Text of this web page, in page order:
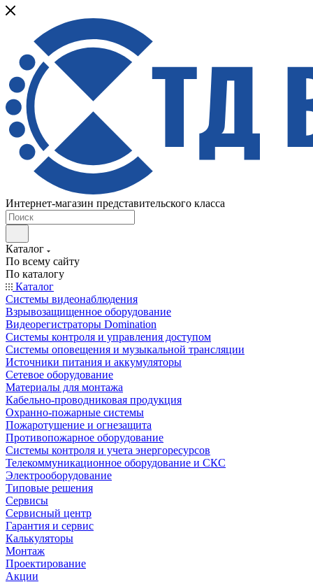
Интернет-магазин представительского класса
Каталог
По всему сайту
По каталогу
Каталог
Системы видеонаблюдения
Взрывозащищенное оборудование
Видеорегистраторы Domination
Системы контроля и управления доступом
Системы оповещения и музыкальной трансляции
Источники питания и аккумуляторы
Сетевое оборудование
Материалы для монтажа
Кабельно-проводниковая продукция
Охранно-пожарные системы
Пожаротушение и огнезащита
Противопожарное оборудование
Системы контроля и учета энергоресурсов
Телекоммуникационное оборудование и СКС
Электрооборудование
Типовые решения
Сервисы
Сервисный центр
Гарантия и сервис
Калькуляторы
Монтаж
Проектирование
Акции